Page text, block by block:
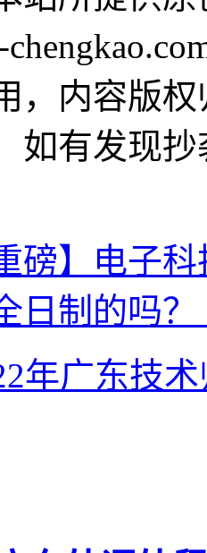
，内容版
如有发现
磅】电子
日制的吗？
年广东技